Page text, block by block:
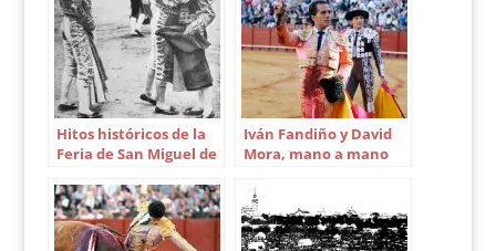
Hitos históricos de la
Feria de San Miguel de
Iván Fandiño y David
Mora, mano a mano
años